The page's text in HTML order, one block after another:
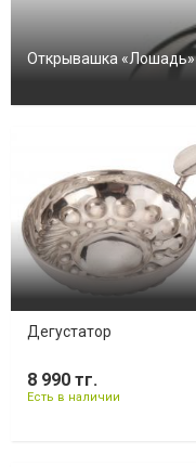
Открывашка «Лошадь»
Дегустатор
8 990 тг.
Есть в наличии